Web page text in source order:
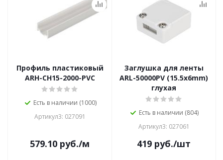
Профиль пластиковый
ARH-CH15-2000-PVC
Есть в наличии (1000)
Артикул3: 027091
579.10 руб./м
Заглушка для ленты
ARL-50000PV (15.5x6mm)
глухая
Есть в наличии (804)
Артикул3: 027061
419 руб./шт